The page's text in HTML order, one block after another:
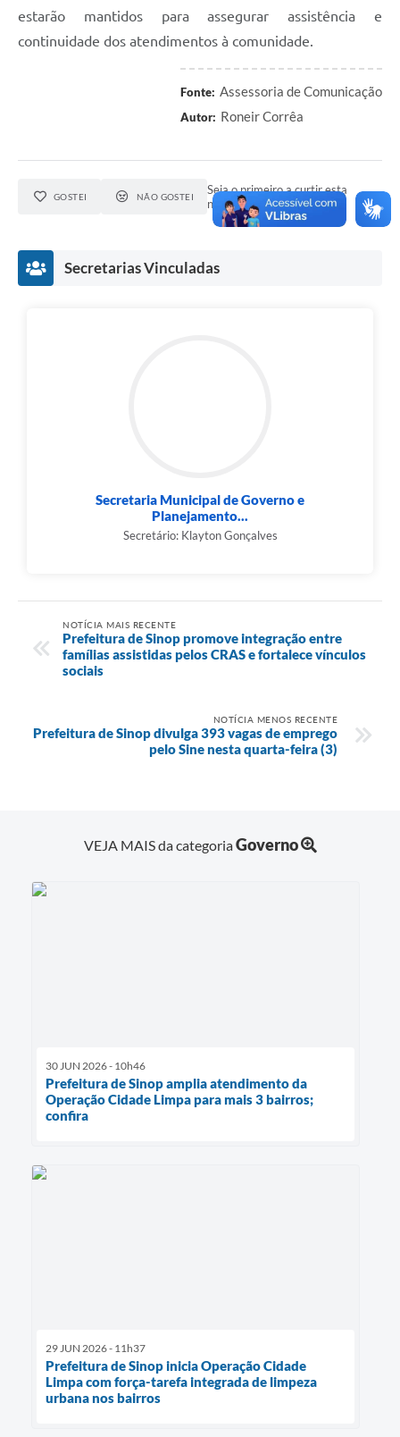
estarão mantidos para assegurar assistência e
continuidade dos atendimentos à comunidade.
Fonte: Assessoria de Comunicação
Autor: Roneir Corrêa
GOSTEI NÃO GOSTEI
Seja o primeiro a curtir esta
notícia.
Secretarias Vinculadas
Secretaria Municipal de Governo e
Planejamento...
Secretário: Klayton Gonçalves
NOTÍCIA MAIS RECENTE
Prefeitura de Sinop promove integração entre
famílias assistidas pelos CRAS e fortalece vínculos
sociais
NOTÍCIA MENOS RECENTE
Prefeitura de Sinop divulga 393 vagas de emprego
pelo Sine nesta quarta-feira (3)
VEJA MAIS da categoriaGoverno
30 JUN 2026 - 10h46
Prefeitura de Sinop amplia atendimento da
Operação Cidade Limpa para mais 3 bairros;
confira
29 JUN 2026 - 11h37
Prefeitura de Sinop inicia Operação Cidade
Limpa com força-tarefa integrada de limpeza
urbana nos bairros